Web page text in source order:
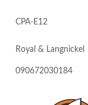
CPA-E12
Royal & Langnickel
090672030184